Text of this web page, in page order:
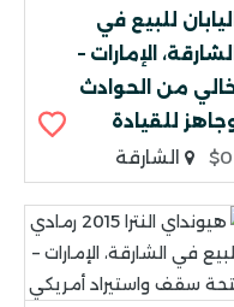
اليابان للبيع في
الشارقة، الإمارات –
من الحوادث
للقيادة
$0
الشارقة